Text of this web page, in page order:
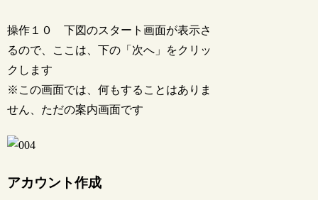
操作１０ 下図のスタート画面が表示さ
るので、ここは、下の「次へ」をクリッ
クします
※この画面では、何もすることはありま
せん、ただの案内画面です
アカウント作成